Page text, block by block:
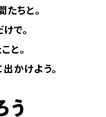
ちと。
で。
と。
かけよう。